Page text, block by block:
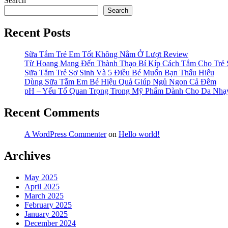
Search
Recent Posts
Sữa Tắm Trẻ Em Tốt Không Nằm Ở Lượt Review
Từ Hoang Mang Đến Thành Thạo Bí Kíp Cách Tắm Cho Trẻ
Sữa Tắm Trẻ Sơ Sinh Và 5 Điều Bé Muốn Bạn Thấu Hiểu
Dùng Sữa Tắm Em Bé Hiệu Quả Giúp Ngủ Ngon Cả Đêm
pH – Yếu Tố Quan Trọng Trong Mỹ Phẩm Dành Cho Da
Recent Comments
A WordPress Commenteron Hello world!
Archives
May 2025
April 2025
March 2025
February 2025
January 2025
December 2024